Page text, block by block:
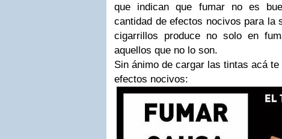
que indican que fumar no es
cantidad de efectos nocivos para la
cigarrillos produce no solo en
aquellos que no lo son.
Sin ánimo de cargar las tintas acá
efectos nocivos: